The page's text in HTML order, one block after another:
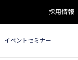
採用情報
イベントセミナー